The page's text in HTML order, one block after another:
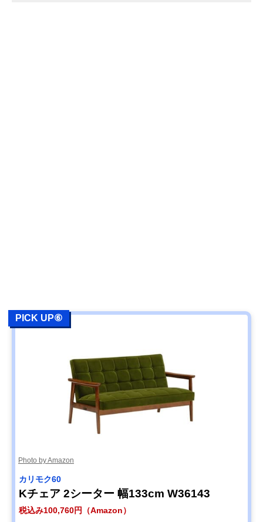
PICK UP⑥
Photo by Amazon
カリモク60
Kチェア 2シーター 幅133cm W36143
税込み100,760円（Amazon）